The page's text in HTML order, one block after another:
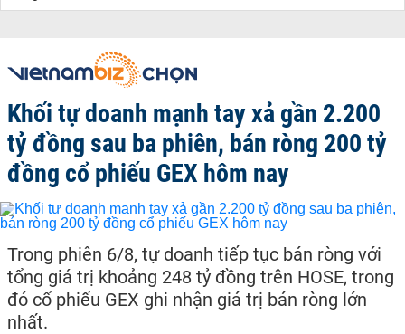
Khối tự doanh mạnh tay xả gần 2.200
tỷ đồng sau ba phiên, bán ròng 200 tỷ
đồng cổ phiếu GEX hôm nay
Trong phiên 6/8, tự doanh tiếp tục bán ròng với
tổng giá trị khoảng 248 tỷ đồng trên HOSE, trong
đó cổ phiếu GEX ghi nhận giá trị bán ròng lớn
nhất.